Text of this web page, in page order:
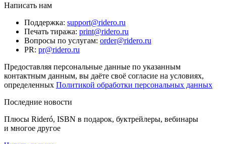
Написать нам
Поддержка: support@ridero.ru
Печать тиража: print@ridero.ru
Вопросы по услугам: order@ridero.ru
PR: pr@ridero.ru
Предоставляя персональные данные по указанным
контактным данным, вы даёте своё согласие на условиях,
определенных Политикой обработки персональных данных
Последние новости
Плюсы Rideró, ISBN в подарок, буктрейлеры, вебинары
и многое другое